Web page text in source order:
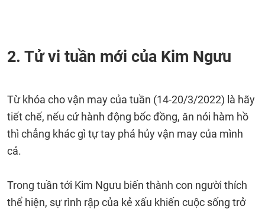
2. Tử vi tuần mới của Kim Ngưu
Từ khóa cho vận may của tuần (14-20/3/2022) là hãy
tiết chế, nếu cứ hành động bốc đồng, ăn nói hàm hồ
thì chẳng khác gì tự tay phá hủy vận may của mình
cả.
Trong tuần tới Kim Ngưu biến thành con người thích
thể hiện, sự rình rập của kẻ xấu khiến cuộc sống trở